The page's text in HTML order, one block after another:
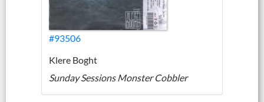
#93506
Klere Boght
Sunday Sessions Monster Cobbler